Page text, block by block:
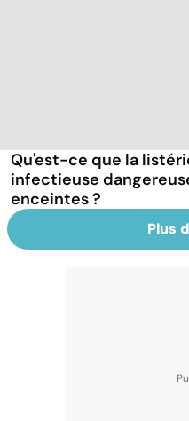
Qu'est-ce que la
infectieuse
enceintes ?
Plus